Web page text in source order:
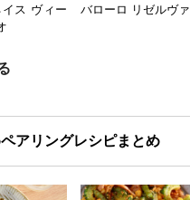
ス ヴィー
バローロ リゼルヴァ
アリングレシピまとめ